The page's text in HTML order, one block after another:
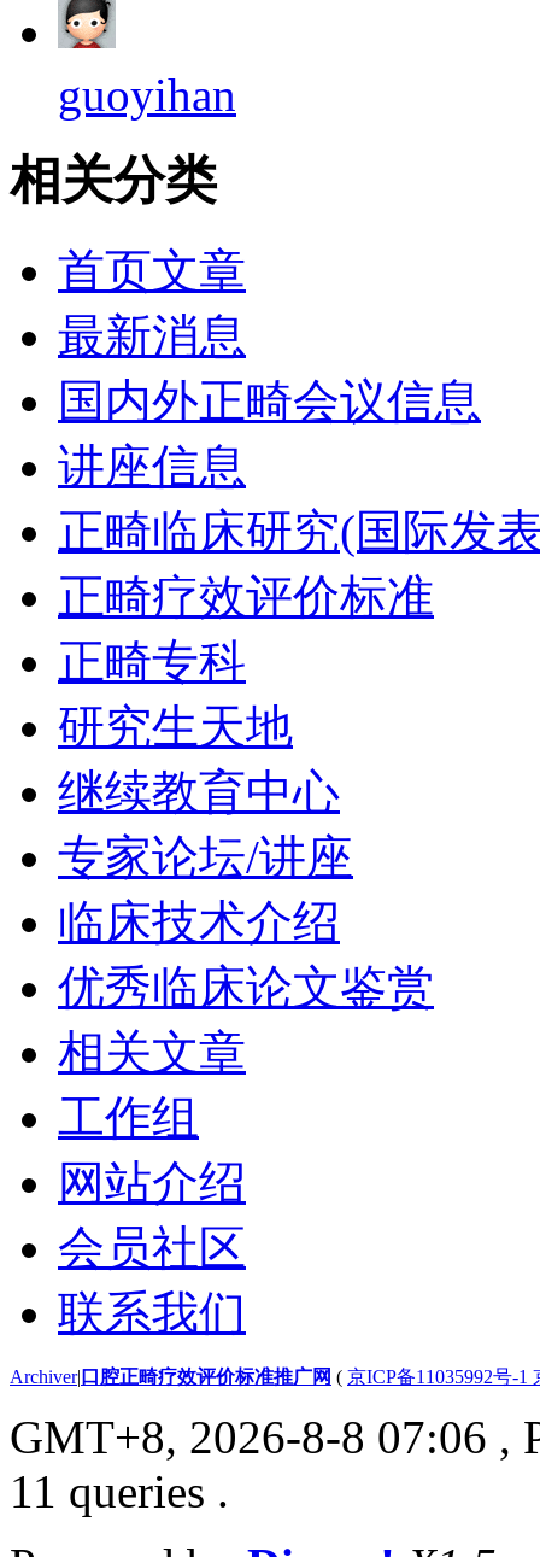
guoyihan
相关分类
首页文章
最新消息
国内外正畸会议信息
讲座信息
正畸临床研究(国际发
正畸疗效评价标准
正畸专科
研究生天地
继续教育中心
专家论坛/讲座
临床技术介绍
优秀临床论文鉴赏
相关文章
工作组
网站介绍
会员社区
联系我们
Archiver| 口腔正畸疗效评价标准推广网 ( 京ICP备11035992号-1
GMT+8, 2026-8-8 07:06 ,
11 queries .